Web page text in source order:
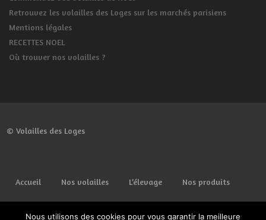
Retrouvez les volailles des Loges sur les marchés parisiens
Mentions légales
RECETTES NOEL
Où trouver nos volailles ?
© Volailles des Loges
Accueil Nos volailles L’élevage Nos produits
Nous utilisons des cookies pour vous garantir la meilleure